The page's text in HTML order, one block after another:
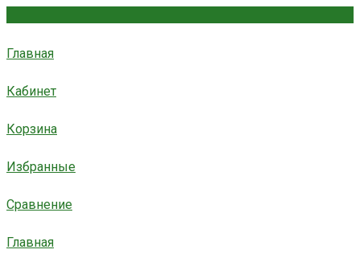
Главная
Кабинет
Корзина
Избранные
Сравнение
Главная